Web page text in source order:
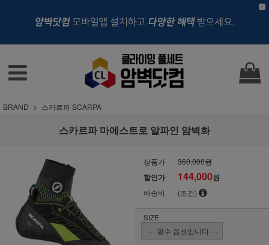
BRAND 스카르파 SCARPA
스카르파 마에스트로 알파인 암벽화
상품가 360,000원
할인가 144,000원
배송비 (조건)
SIZE